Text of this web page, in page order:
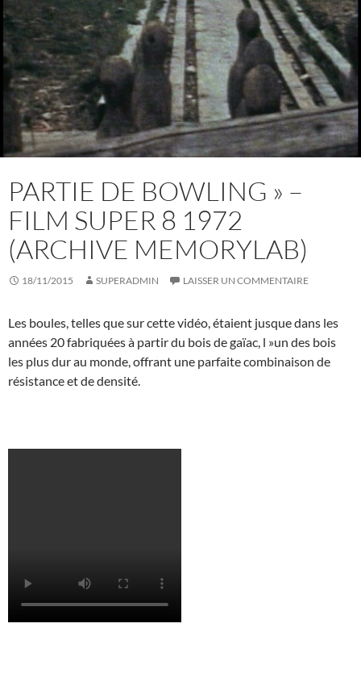
PARTIE DE BOWLING » –
FILM SUPER 8 1972
(ARCHIVE MEMORYLAB)
18/11/2015 SUPERADMIN LAISSER UN COMMENTAIRE
Les boules, telles que sur cette vidéo, étaient jusque dans les
années 20 fabriquées à partir du bois de gaïac, l »un des bois
les plus dur au monde, offrant une parfaite combinaison de
résistance et de densité.